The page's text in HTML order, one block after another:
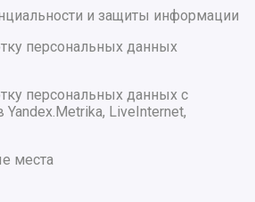
и защиты информации
персональных данных
персональных данных с
LiveInternet,
места